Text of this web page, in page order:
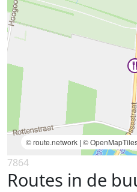
© route.network | ©
7864
Routes in de